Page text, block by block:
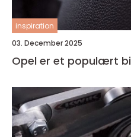
inspiration
03. December 2025
Opel er et populært